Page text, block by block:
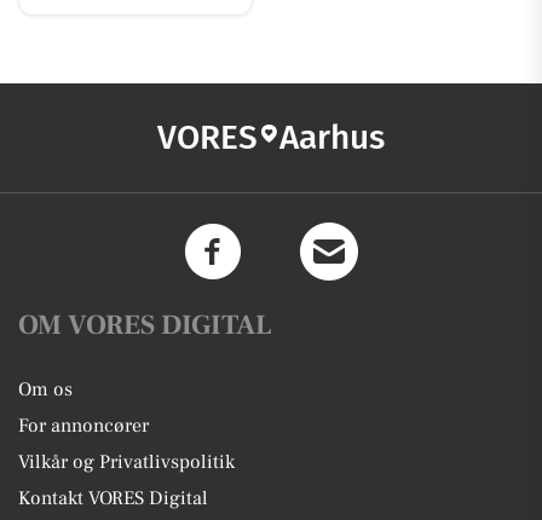
VORES Aarhus
OM VORES DIGITAL
Om os
For annoncører
Vilkår og Privatlivspolitik
Kontakt VORES Digital